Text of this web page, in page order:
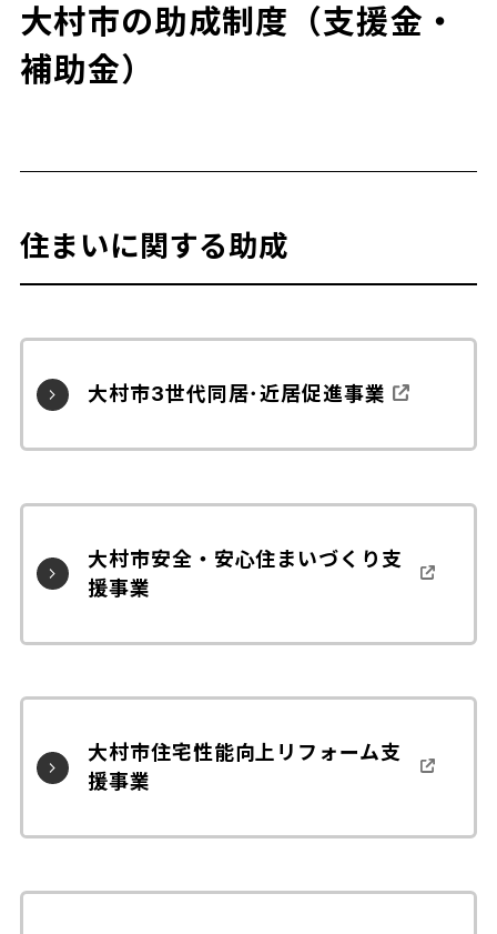
大村市の助成制度（支援金・
補助金）
住まいに関する助成
大村市3世代同居･近居促進事業
大村市安全・安心住まいづくり支
援事業
大村市住宅性能向上リフォーム支
援事業